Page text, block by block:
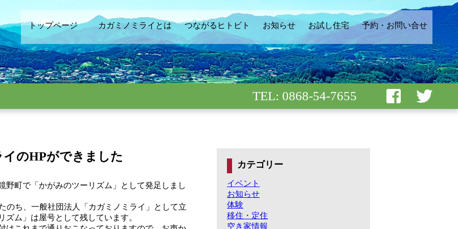
予約・お問い合せ
お試し住宅
お知らせ
つながるヒトビト
カガミノミライとは
トップページ
TEL: 0868-54-7655
のHPができました
野町で「かがみのツーリズム」として発足しまし
のち、一般社団法人「カガミノミライ」として立
ム」は屋号として残しています。
カテゴリー
イベント
お知らせ
体験
移住・定住
空き家情報